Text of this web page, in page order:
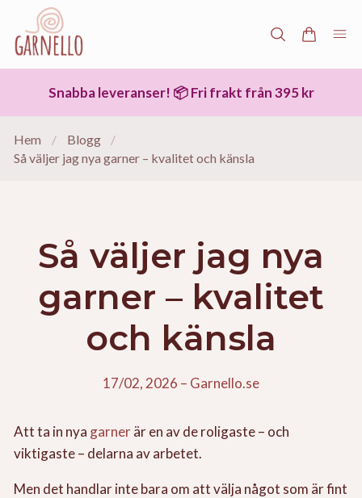
Snabba leveranser! 📦 Fri frakt från 395 kr
Hem / Blogg
/
Så väljer jag nya garner – kvalitet och känsla
Så väljer jag nya
garner – kvalitet
och känsla
17/02, 2026 – Garnello.se
Att ta in nya garnerär en av de roligaste – och
viktigaste – delarna av arbetet.
Men det handlar inte bara om att välja något som är fint